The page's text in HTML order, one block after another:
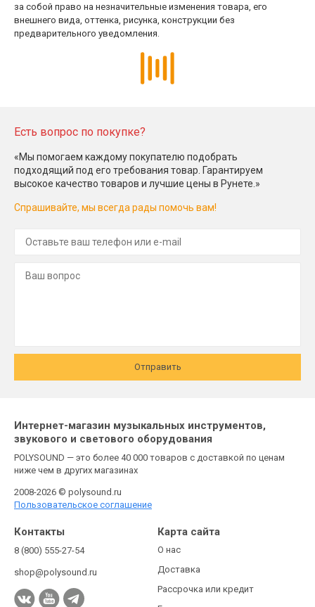
за собой право на незначительные изменения товара, его
внешнего вида, оттенка, рисунка, конструкции без
предварительного уведомления.
Есть вопрос по покупке?
«Мы помогаем каждому покупателю подобрать
подходящий под его требования товар. Гарантируем
высокое качество товаров и лучшие цены в Рунете.»
Спрашивайте, мы всегда рады помочь вам!
Отправить
Интернет-магазин музыкальных инструментов,
звукового и светового оборудования
POLYSOUND — это более 40 000 товаров с доставкой по ценам
ниже чем в других магазинах
2008-2026 © polysound.ru
Пользовательское соглашение
Контакты
8 (800) 555-27-54
shop@polysound.ru
Карта сайта
О нас
Доставка
Рассрочка или кредит